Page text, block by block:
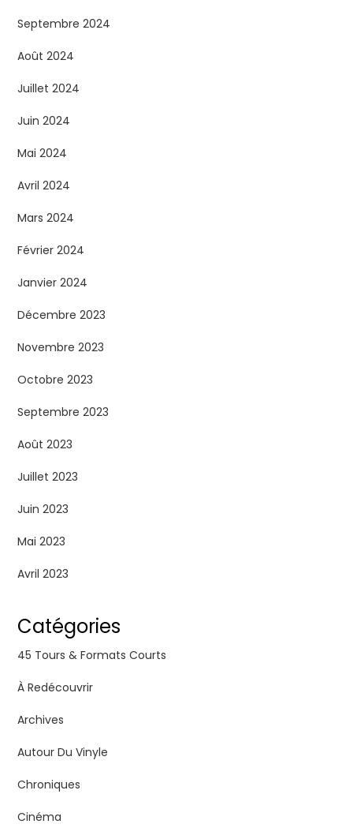
Septembre 2024
Août 2024
Juillet 2024
Juin 2024
Mai 2024
Avril 2024
Mars 2024
Février 2024
Janvier 2024
Décembre 2023
Novembre 2023
Octobre 2023
Septembre 2023
Août 2023
Juillet 2023
Juin 2023
Mai 2023
Avril 2023
Catégories
45 Tours & Formats Courts
À Redécouvrir
Archives
Autour Du Vinyle
Chroniques
Cinéma